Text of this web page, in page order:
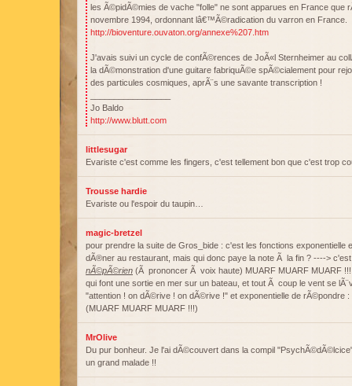
les Ã©pidÃ©mies de vache "folle" ne sont apparues en France que
novembre 1994, ordonnant lâ€™Ã©radication du varron en France.
http://bioventure.ouvaton.org/annexe%207.htm
J'avais suivi un cycle de confÃ©rences de JoÃ«l Sternheimer au
la dÃ©monstration d'une guitare fabriquÃ©e spÃ©cialement pour
des particules cosmiques, aprÃ¨s une savante transcription !
Jo Baldo
http://www.blutt.com
littlesugar
Evariste c'est comme les fingers, c'est tellement bon que c'est trop
Trousse hardie
Evariste ou l'espoir du taupin…
magic-bretzel
pour prendre la suite de Gros_bide : c'est les fonctions exponentielle
dÃ®ner au restaurant, mais qui donc paye la note Ã la fin ? ---->
nÃ©pÃ©rien (Ã prononcer Ã voix haute) MUARF MUARF MUARF
qui font une sortie en mer sur un bateau, et tout Ã coup le vent se
"attention ! on dÃ©rive ! on dÃ©rive !" et exponentielle de rÃ©pondre
(MUARF MUARF MUARF !!!)
MrOlive
Du pur bonheur. Je l'ai dÃ©couvert dans la compil
un grand malade !!